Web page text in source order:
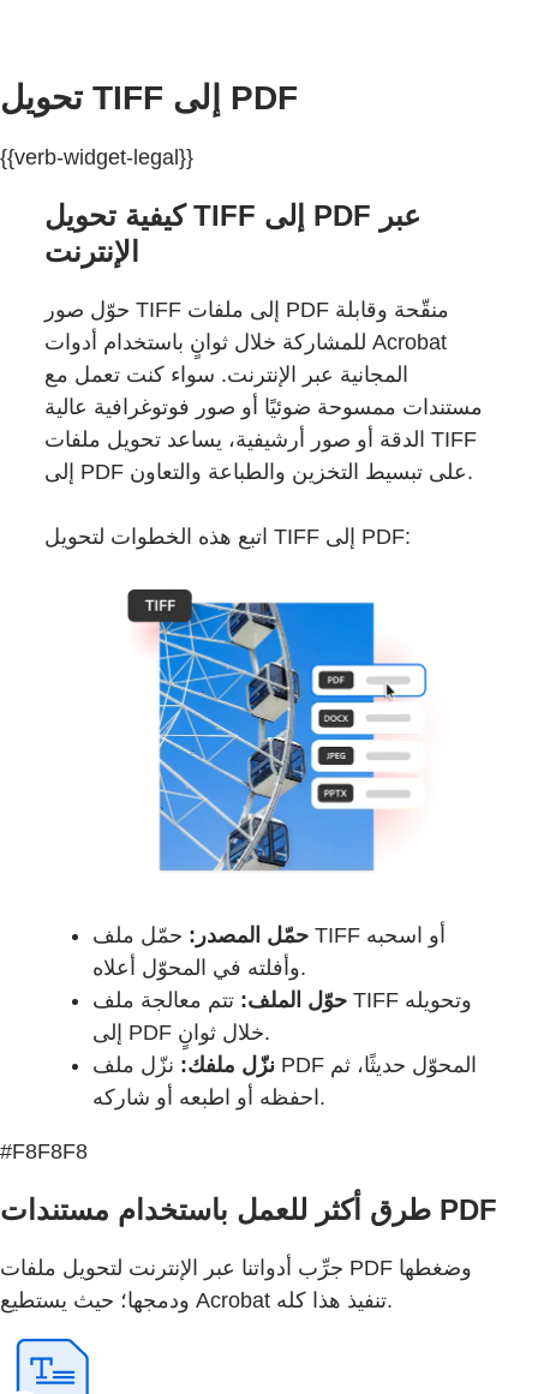
تحويل TIFF إلى PDF
{{verb-widget-legal}}
كيفية تحويل TIFF إلى PDF عبر
الإنترنت
حوّل صور TIFF إلى ملفات PDF منقّحة وقابلة
للمشاركة خلال ثوانٍ باستخدام أدوات Acrobat
المجانية عبر الإنترنت. سواء كنت تعمل مع
مستندات ممسوحة ضوئيًا أو صور فوتوغرافية عالية
الدقة أو صور أرشيفية، يساعد تحويل ملفات TIFF
إلى PDF على تبسيط التخزين والطباعة والتعاون.
اتبع هذه الخطوات لتحويل TIFF إلى PDF:
حمّل المصدر: حمّل ملف TIFF أو اسحبه
وأفلته في المحوّل أعلاه.
حوّل الملف: تتم معالجة ملف TIFF وتحويله
إلى PDF خلال ثوانٍ.
نزّل ملفك: نزّل ملف PDF المحوّل حديثًا، ثم
احفظه أو اطبعه أو شاركه.
#F8F8F8
طرق أكثر للعمل باستخدام مستندات PDF
جرِّب أدواتنا عبر الإنترنت لتحويل ملفات PDF وضغطها
ودمجها؛ حيث يستطيع Acrobat تنفيذ هذا كله.